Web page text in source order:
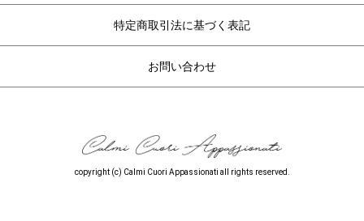
特定商取引法に基づく表記
お問い合わせ
copyright (c) Calmi Cuori Appassionati all rights reserved.